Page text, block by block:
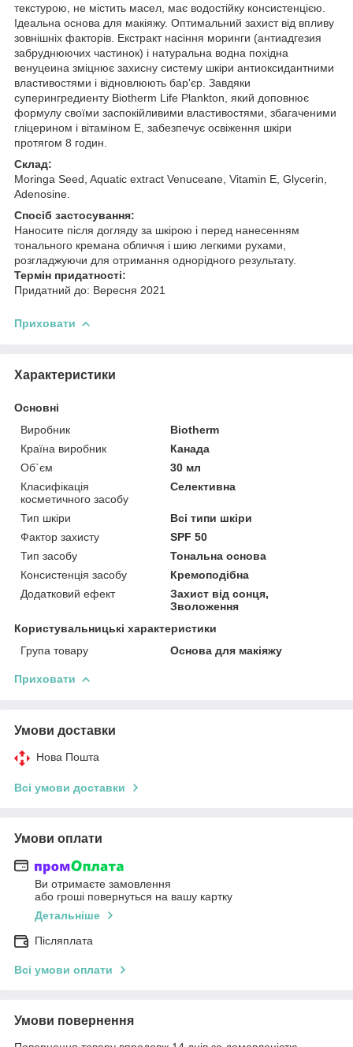
текстурою, не містить масел, має водостійку консистенцією.
Ідеальна основа для макіяжу. Оптимальний захист від впливу
зовнішніх факторів. Екстракт насіння моринги (антиадгезия
забруднюючих частинок) і натуральна водна похідна
венуцеина зміцнює захисну систему шкіри антиоксидантними
властивостями і відновлюють бар'єр. Завдяки
суперингредиенту Biotherm Life Plankton, який доповнює
формулу своїми заспокійливими властивостями, збагаченими
гліцерином і вітаміном Е, забезпечує освіження шкіри
протягом 8 годин.
Склад:
Moringa Seed, Aquatic extract Venuceane, Vitamin E, Glycerin,
Adenosine.
Спосіб застосування:
Наносите після догляду за шкірою і перед нанесенням
тонального кремана обличчя і шию легкими рухами,
розгладжуючи для отримання однорідного результату.
Термін придатності:
Придатний до: Вересня 2021
Приховати
Характеристики
Основні
Виробник
Biotherm
Країна виробник
Канада
Об`єм
30 мл
Класифікація
косметичного засобу
Селективна
Тип шкіри
Всі типи шкіри
Фактор захисту
SPF 50
Тип засобу
Тональна основа
Консистенція засобу
Кремоподібна
Додатковий ефект
Захист від сонця,
Зволоження
Користувальницькі характеристики
Група товару
Основа для макіяжу
Приховати
Умови доставки
Нова Пошта
Всі умови доставки
Умови оплати
Ви отримаєте замовлення
або гроші повернуться на вашу картку
Детальніше
Післяплата
Всі умови оплати
Умови повернення